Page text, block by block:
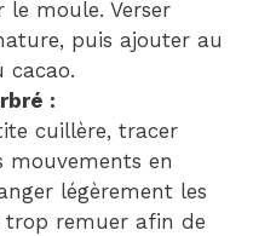
le moule. Verser
puis ajouter au
cacao.
:
cuillère, tracer
mouvements en
légèrement les
trop remuer afin de